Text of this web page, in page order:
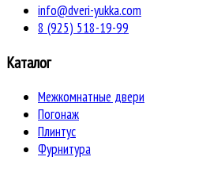
info@dveri-yukka.com
8 (925) 518-19-99
Каталог
Межкомнатные двери
Погонаж
Плинтус
Фурнитура